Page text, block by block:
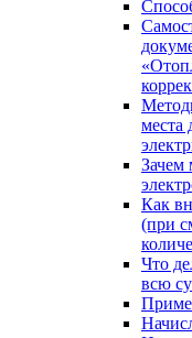
места
Зачем
Как
(при
Что
всю